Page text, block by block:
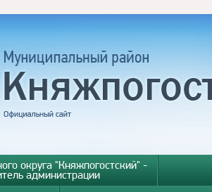
округа "Княжпогостский" -
администрации